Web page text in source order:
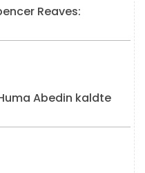
Reaves:
Abedin kaldte